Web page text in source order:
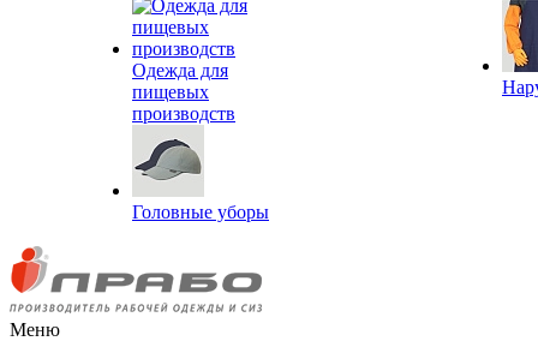
Одежда для
пищевых
производств
Головные уборы
Меню